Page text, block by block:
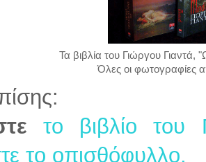
Τα βιβλία του Γιώργου Γιαντά,
Όλες οι φωτογραφίες
το βιβλίο του
το οπισθόφυλλο.